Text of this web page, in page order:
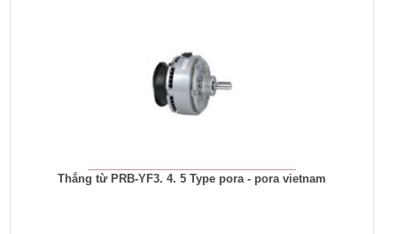
Thắng từ PRB-YF3. 4. 5 Type pora - pora vietnam